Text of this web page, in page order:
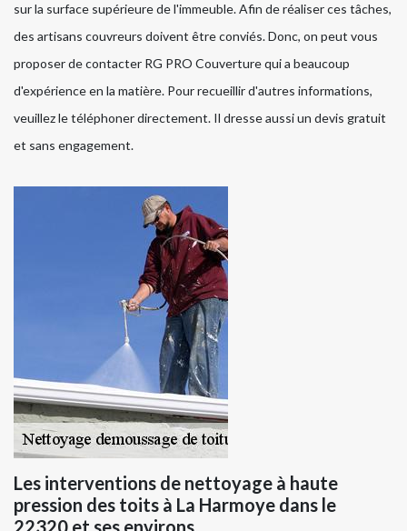
sur la surface supérieure de l'immeuble. Afin de réaliser ces tâches,
des artisans couvreurs doivent être conviés. Donc, on peut vous
proposer de contacter RG PRO Couverture qui a beaucoup
d'expérience en la matière. Pour recueillir d'autres informations,
veuillez le téléphoner directement. Il dresse aussi un devis gratuit
et sans engagement.
Les interventions de nettoyage à haute
pression des toits à La Harmoye dans le